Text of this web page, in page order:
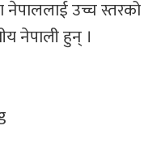
नेपाललाई उच्च स्तरको
नेपाली हुन् ।